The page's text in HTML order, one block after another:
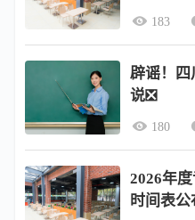
183
辟谣！四
说❎
180
2026年
时间表公